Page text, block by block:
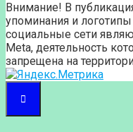
Внимание! В
упоминания и
социальные сети
Meta, деятельность
запрещена на